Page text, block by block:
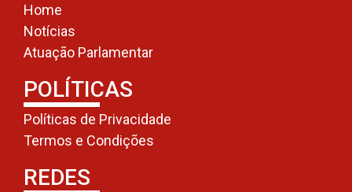
Home
Notícias
Atuação Parlamentar
POLÍTICAS
Políticas de Privacidade
Termos e Condições
REDES